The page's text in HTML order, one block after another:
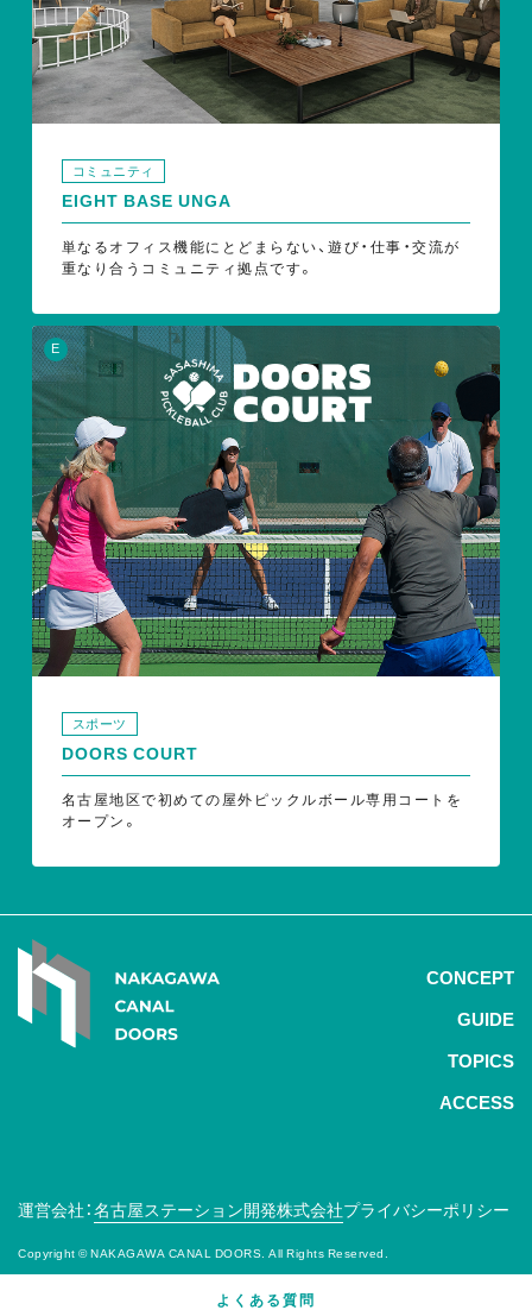
よくある質問
コミュニティ
EIGHT BASE UNGA
単なるオフィス機能にとどまらない、遊び・仕事・交流が
重なり合うコミュニティ拠点です。
E
スポーツ
DOORS COURT
名古屋地区で初めての屋外ピックルボール専用コートを
オープン。
CONCEPT
GUIDE
TOPICS
ACCESS
運営会社：名古屋ステーション開発株式会社プライバシーポリシー
Copyright © NAKAGAWA CANAL DOORS. All Rights Reserved.